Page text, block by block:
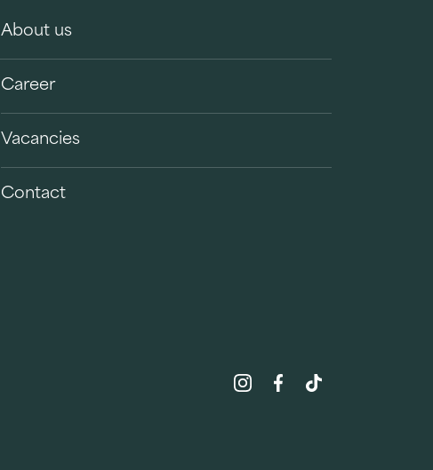
About us
Career
Vacancies
Contact